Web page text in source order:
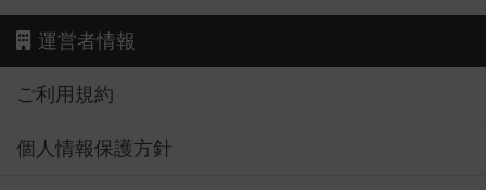
運営者情報
ご利用規約
個人情報保護方針